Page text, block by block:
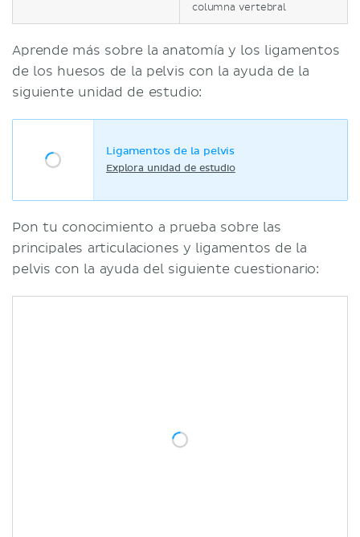
columna vertebral
Aprende más sobre la anatomía y los ligamentos
de los huesos de la pelvis con la ayuda de la
siguiente unidad de estudio:
Ligamentos de la pelvis
Explora unidad de estudio
Pon tu conocimiento a prueba sobre las
principales articulaciones y ligamentos de la
pelvis con la ayuda del siguiente cuestionario: